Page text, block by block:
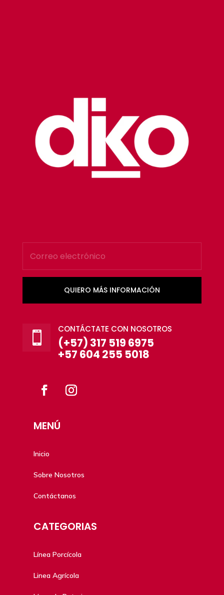
QUIERO MÁS INFORMACIÓN

CONTÁCTATE CON NOSOTROS
(+57) 317 519 6975
+57 604 255 5018
MENÚ
Inicio
Sobre Nosotros
Contáctanos
CATEGORIAS
Línea Porcícola
Linea Agrícola